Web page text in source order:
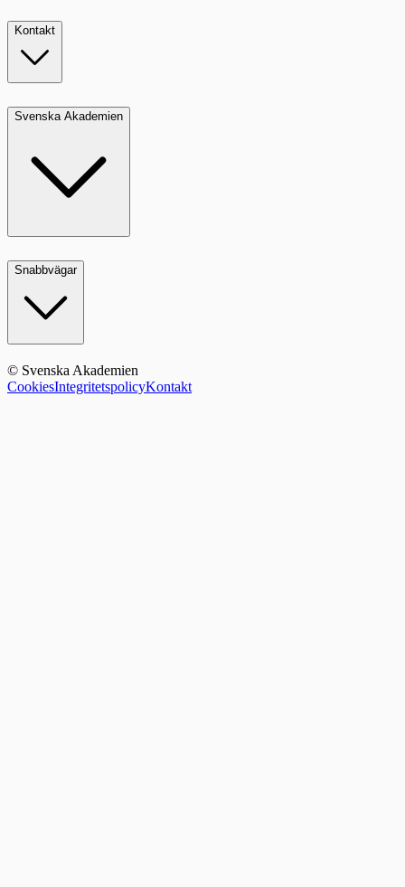
Kontakt
Svenska Akademien
Snabbvägar
© Svenska Akademien
CookiesIntegritetspolicyKontakt